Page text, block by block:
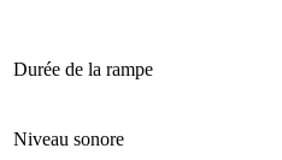
Durée de la rampe
Niveau sonore